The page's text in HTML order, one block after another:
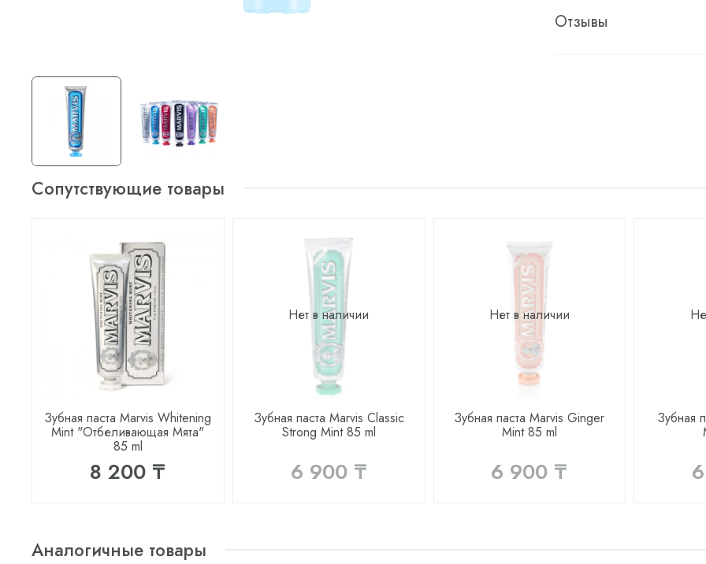
Отзывы
Сопутствующие товары
Зубная паста Marvis Whitening
Mint "Отбеливающая Мята"
85 ml
8 200 ₸
Нет в наличии
Зубная паста Marvis Classic
Strong Mint 85 ml
6 900 ₸
Нет в наличии
Зубная паста Marvis Ginger
Mint 85 ml
6 900 ₸
Зубная
Аналогичные товары